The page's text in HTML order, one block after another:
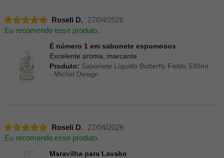
Roseli D.
27/04/2026
Eu recomendo esse produto.
É número 1 em sabonete espumosos
Excelente aroma, marcante
Produto: Sabonete Líquido Butterfly Fields 530ml
- Michel Design
Roseli D.
27/04/2026
Eu recomendo esse produto.
Maravilha para Lavabo